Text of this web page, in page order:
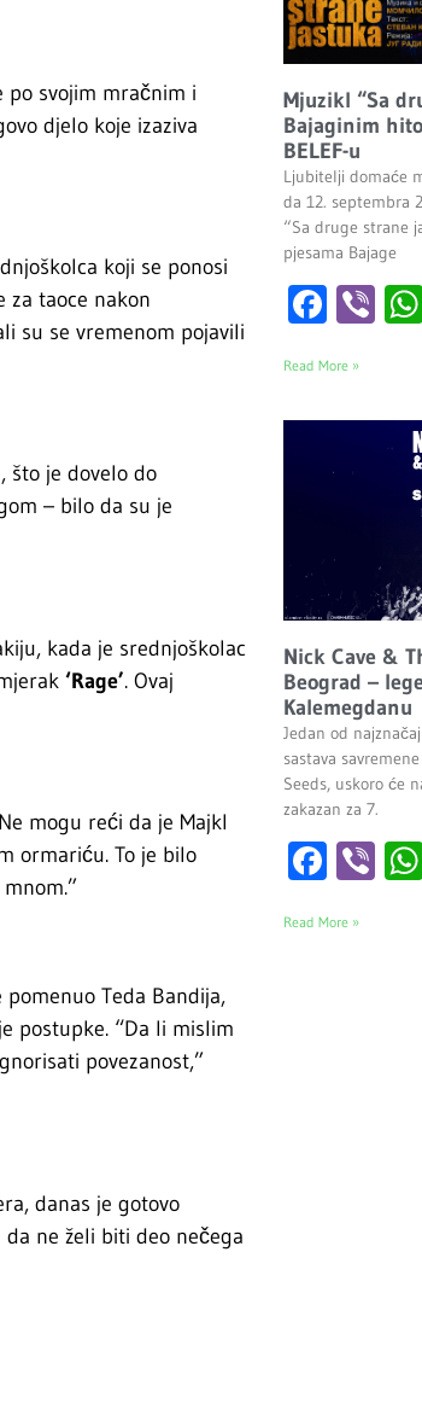
po svojim mračnim i
djelo koje izaziva
koji se ponosi
za taoce nakon
su se vremenom pojavili
što je dovelo do
– bilo da su je
kada je srednjoškolac
‘Rage’. Ovaj
mogu reći da je Majkl
ormariću. To je bilo
Teda Bandija,
postupke. “Da li mislim
povezanost,”
danas je gotovo
ne želi biti deo nečega
Mjuzikl “Sa
Bajaginim
BELEF-u
Ljubitelji domaće
da 12. septembra
“Sa druge strane
pjesama Bajage
Read More »
Nick Cave &
Beograd –
Kalemegdanu
Jedan od
sastava
Seeds, uskoro će
zakazan za 7.
Read More »